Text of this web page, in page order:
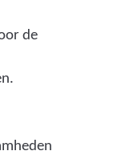
de